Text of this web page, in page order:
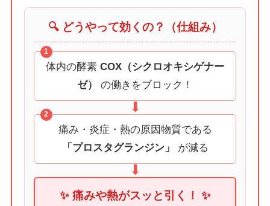
🔍 どうやって効くの？（仕組み）
1
体内の酵素 COX（シクロオキシゲナー
ゼ）
の働きをブロック！
⬇
2
痛み・炎症・熱の原因物質である
「プロスタグランジン」
が減る
⬇
✨ 痛みや熱がスッと引く！ ✨